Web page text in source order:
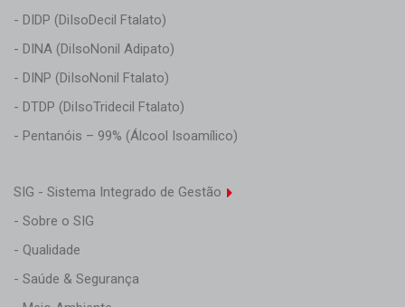
- DIDP (DiIsoDecil Ftalato)
- DINA (DiIsoNonil Adipato)
- DINP (DiIsoNonil Ftalato)
- DTDP (DiIsoTridecil Ftalato)
- Pentanóis – 99% (Álcool Isoamílico)
SIG - Sistema Integrado de Gestão
- Sobre o SIG
- Qualidade
- Saúde & Segurança